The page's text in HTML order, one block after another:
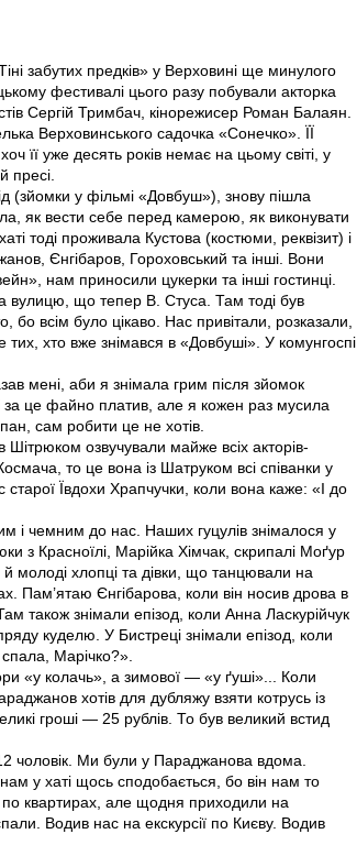
забутих предків» у Верховині ще минулого
фестивалі цього разу побували акторка
Сергій Тримбач, кінорежисер Роман Балаян.
Верховинського садочка «Сонечко». ЇЇ
її уже десять років немає на цьому світі, у
пресі.
(зйомки у фільмі «Довбуш»), знову пішла
як вести себе перед камерою, як виконувати
тоді проживала Кустова (костюми, реквізит) і
Єнгібаров, Гороховський та інші. Вони
нам приносили цукерки та інші гостинці.
вулицю, що тепер В. Стуса. Там тоді був
всім було цікаво. Нас привітали, розказали,
хто вже знімався в «Довбуші». У комунгоспі
мені, аби я знімала грим після зйомок
за це файно платив, але я кожен раз мусила
сам робити це не хотів.
озвучували майже всіх акторів-
то це вона із Шатруком всі співанки у
старої Ївдохи Храпчучки, коли вона каже: «І до
і чемним до нас. Наших гуцулів знімалося у
з Красноїлі, Марійка Хімчак, скрипалі Моґур
молоді хлопці та дівки, що танцювали на
Пам’ятаю Єнгібарова, коли він носив дрова в
також знімали епізод, коли Анна Ласкурійчук
куделю. У Бистреці знімали епізод, коли
Марічко?».
«у колачь», а зимової — «у ґуші»... Коли
хотів для дубляжу взяти котрусь із
гроші — 25 рублів. То був великий встид
чоловік. Ми були у Параджанова вдома.
у хаті щось сподобається, бо він нам то
квартирах, але щодня приходили на
Водив нас на екскурсії по Києву. Водив